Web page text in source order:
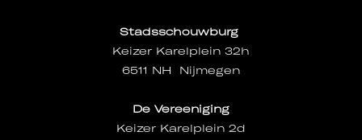
Stadsschouwburg
Keizer Karelplein 32h
6511 NH Nijmegen
De Vereeniging
Keizer Karelplein 2d